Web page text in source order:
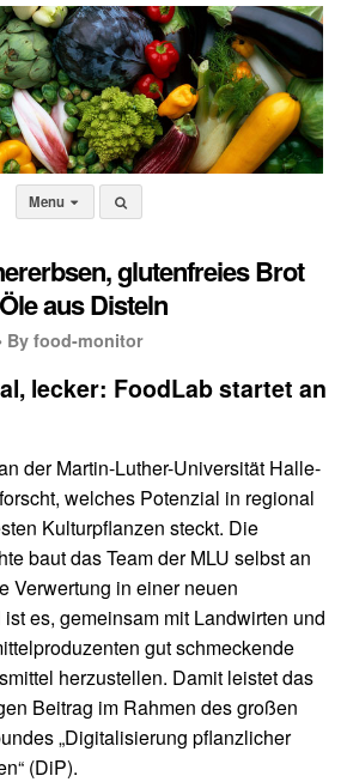
Menu
glutenfreies Brot
aus Disteln
By food-monitor
lecker: FoodLab startet an
der Martin-Luther-Universität Halle-
welches Potenzial in regional
Kulturpflanzen steckt. Die
baut das Team der MLU selbst an
Verwertung in einer neuen
es, gemeinsam mit Landwirten und
gut schmeckende
herzustellen. Damit leistet das
Beitrag im Rahmen des großen
„Digitalisierung pflanzlicher
(DiP).